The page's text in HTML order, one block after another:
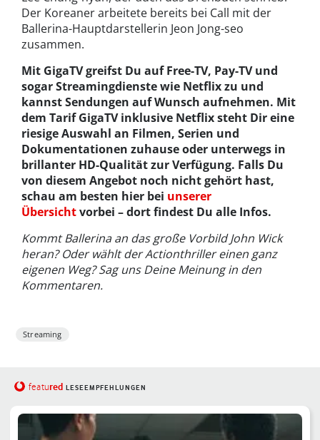
Der Koreaner arbeitete bereits bei Call mit der
Ballerina-Hauptdarstellerin Jeon Jong-seo
zusammen.
Mit GigaTV greifst Du auf Free-TV, Pay-TV und
sogar Streamingdienste wie Netflix zu und
kannst Sendungen auf Wunsch aufnehmen. Mit
dem Tarif GigaTV inklusive Netflix steht Dir eine
riesige Auswahl an Filmen, Serien und
Dokumentationen zuhause oder unterwegs in
brillanter HD-Qualität zur Verfügung. Falls Du
von diesem Angebot noch nicht gehört hast,
schau am besten hier bei unserer
Übersichtvorbei – dort findest Du alle Infos.
Kommt Ballerina an das große Vorbild John Wick
heran? Oder wählt der Actionthriller einen ganz
eigenen Weg? Sag uns Deine Meinung in den
Kommentaren.
Streaming
featured LESEEMPFEHLUNGEN